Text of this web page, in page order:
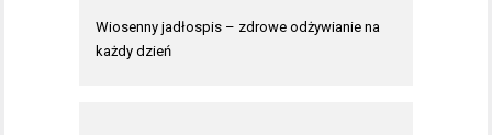
Wiosenny jadłospis – zdrowe odżywianie na
każdy dzień